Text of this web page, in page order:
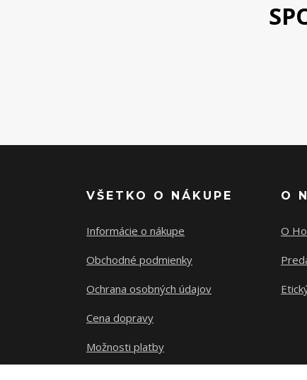
VŠETKO O NÁKUPE
Informácie o nákupe
Obchodné podmienky
Ochrana osobných údajov
Cena dopravy
Možnosti platby
O
O